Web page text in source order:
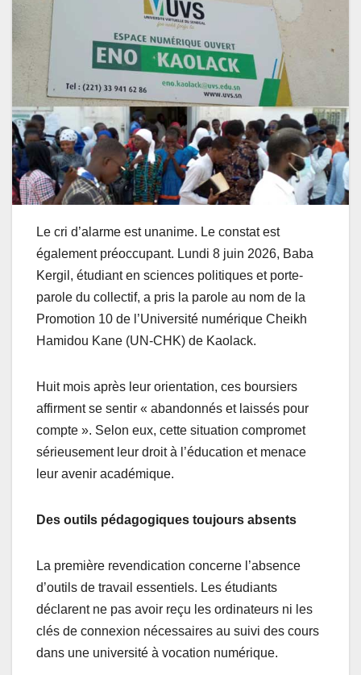
Le cri d’alarme est unanime. Le constat est
également préoccupant. Lundi 8 juin 2026, Baba
Kergil, étudiant en sciences politiques et porte-
parole du collectif, a pris la parole au nom de la
Promotion 10 de l’Université numérique Cheikh
Hamidou Kane (UN-CHK) de Kaolack.
Huit mois après leur orientation, ces boursiers
affirment se sentir « abandonnés et laissés pour
compte ». Selon eux, cette situation compromet
sérieusement leur droit à l’éducation et menace
leur avenir académique.
Des outils pédagogiques toujours absents
La première revendication concerne l’absence
d’outils de travail essentiels. Les étudiants
déclarent ne pas avoir reçu les ordinateurs ni les
clés de connexion nécessaires au suivi des cours
dans une université à vocation numérique.